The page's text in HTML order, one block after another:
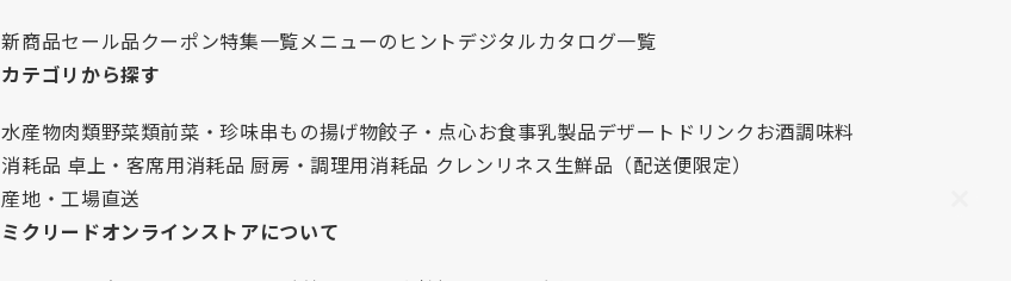
新商品セール品クーポン特集一覧メニューのヒントデジタルカタログ一覧
カテゴリから探す
水産物肉類野菜類前菜・珍味串もの揚げ物餃子・点心お食事乳製品デザート ドリンクお酒調味料
消耗品 卓上・客席用消耗品 厨房・調理用消耗品 クレンリネス生鮮品（配送便限定）
産地・工場直送
ミクリードオンラインストアについて